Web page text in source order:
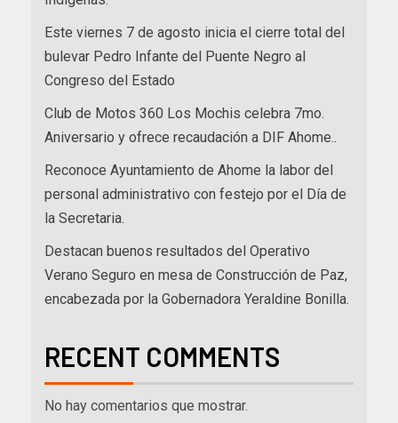
Este viernes 7 de agosto inicia el cierre total del
bulevar Pedro Infante del Puente Negro al
Congreso del Estado
Club de Motos 360 Los Mochis celebra 7mo.
Aniversario y ofrece recaudación a DIF Ahome..
Reconoce Ayuntamiento de Ahome la labor del
personal administrativo con festejo por el Día de
la Secretaria.
Destacan buenos resultados del Operativo
Verano Seguro en mesa de Construcción de Paz,
encabezada por la Gobernadora Yeraldine Bonilla.
RECENT COMMENTS
No hay comentarios que mostrar.